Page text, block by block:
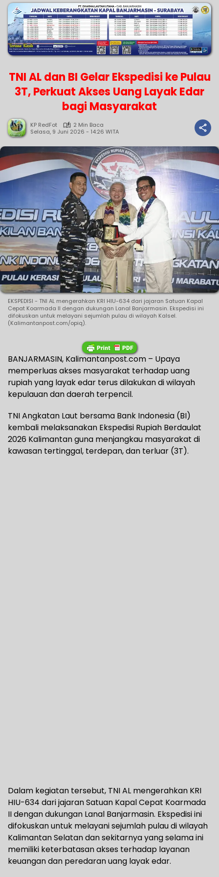
TNI AL dan BI Gelar Ekspedisi ke Pulau
3T, Perkuat Akses Uang Layak Edar
bagi Masyarakat
KP RedFot
2 Min Baca
Selasa, 9 Juni 2026 - 14:26 WITA
EKSPEDISI - TNI AL mengerahkan KRI HIU-634 dari jajaran Satuan Kapal
Cepat Koarmada II dengan dukungan Lanal Banjarmasin. Ekspedisi ini
difokuskan untuk melayani sejumlah pulau di wilayah Kalsel.
(Kalimantanpost.com/opiq).
BANJARMASIN, Kalimantanpost.com – Upaya
memperluas akses masyarakat terhadap uang
rupiah yang layak edar terus dilakukan di wilayah
kepulauan dan daerah terpencil.
TNI Angkatan Laut bersama Bank Indonesia (BI)
kembali melaksanakan Ekspedisi Rupiah Berdaulat
2026 Kalimantan guna menjangkau masyarakat di
kawasan tertinggal, terdepan, dan terluar (3T).
Dalam kegiatan tersebut, TNI AL mengerahkan KRI
HIU-634 dari jajaran Satuan Kapal Cepat Koarmada
II dengan dukungan Lanal Banjarmasin. Ekspedisi ini
difokuskan untuk melayani sejumlah pulau di wilayah
Kalimantan Selatan dan sekitarnya yang selama ini
memiliki keterbatasan akses terhadap layanan
keuangan dan peredaran uang layak edar.